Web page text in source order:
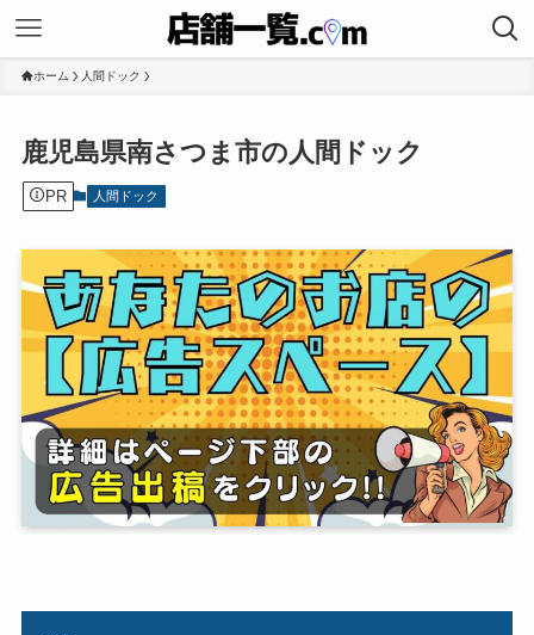
ホーム 人間ドック
鹿児島県南さつま市の人間ドック
PR 人間ドック